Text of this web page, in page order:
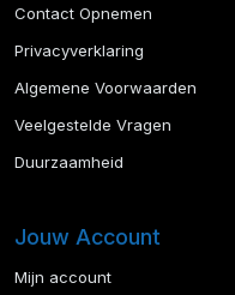
Contact Opnemen
Privacyverklaring
Algemene Voorwaarden
Veelgestelde Vragen
Duurzaamheid
Jouw Account
Mijn account